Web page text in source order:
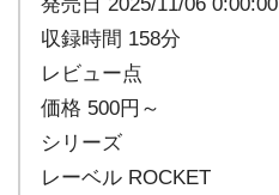
収録時間 158分
レビュー点
価格 500円～
シリーズ
レーベル ROCKET